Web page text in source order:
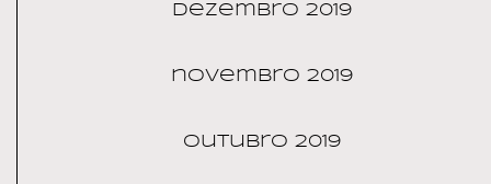
dezembro 2019
novembro 2019
outubro 2019